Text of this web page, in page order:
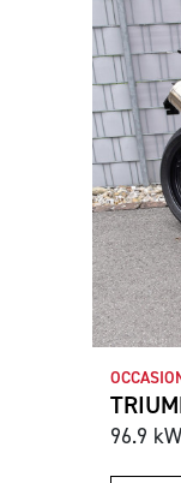
96.9